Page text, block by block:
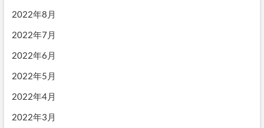
2022年8月
2022年7月
2022年6月
2022年5月
2022年4月
2022年3月